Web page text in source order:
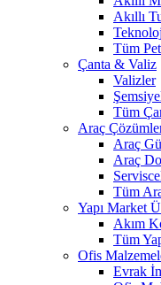
Akıllı
Tüm
Çanta & Valiz
Valizler
Tüm
Araç
Araç
Araç
Tüm
Yapı Market
Akım
Tüm
Ofis
Evrak